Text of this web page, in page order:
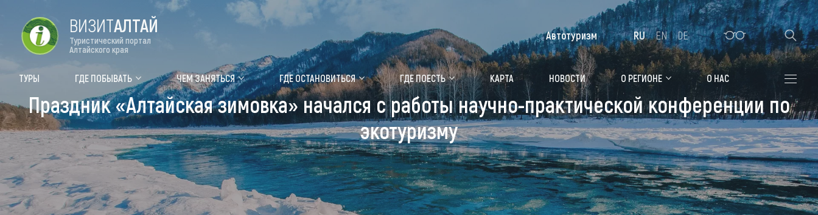
Форум VISIT ALTAI Цветение маральника Медицинский форум Алтайская зимовка
Туры Где побывать
Объекты природы
Объекты истории и культуры
Объекты развлечений
Чем заняться
Календарь событий
Аудиогид
Мой маршрут
Где остановиться
Санатории
Гостиницы, отели
Коттеджи, базы
ВИЗИТАЛТАЙ
Туристический портал
Алтайского края
ТУРЫ ГДЕ ПОБЫВАТЬ ЧЕМ ЗАНЯТЬСЯ ГДЕ ОСТАНОВИТЬСЯ ГДЕ ПОЕСТЬ КАРТА НОВОСТИ О РЕГИОНЕ О НАС
Автотуризм RU EN DE
Праздник «Алтайская зимовка» начался с работы научно-практической конференции по
экотуризму